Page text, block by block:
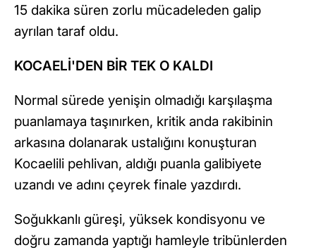
15 dakika süren zorlu mücadeleden galip
ayrılan taraf oldu.
KOCAELİ'DEN BİR TEK O KALDI
Normal sürede yenişin olmadığı karşılaşma
puanlamaya taşınırken, kritik anda rakibinin
arkasına dolanarak ustalığını konuşturan
Kocaelili pehlivan, aldığı puanla galibiyete
uzandı ve adını çeyrek finale yazdırdı.
Soğukkanlı güreşi, yüksek kondisyonu ve
doğru zamanda yaptığı hamleyle tribünlerden